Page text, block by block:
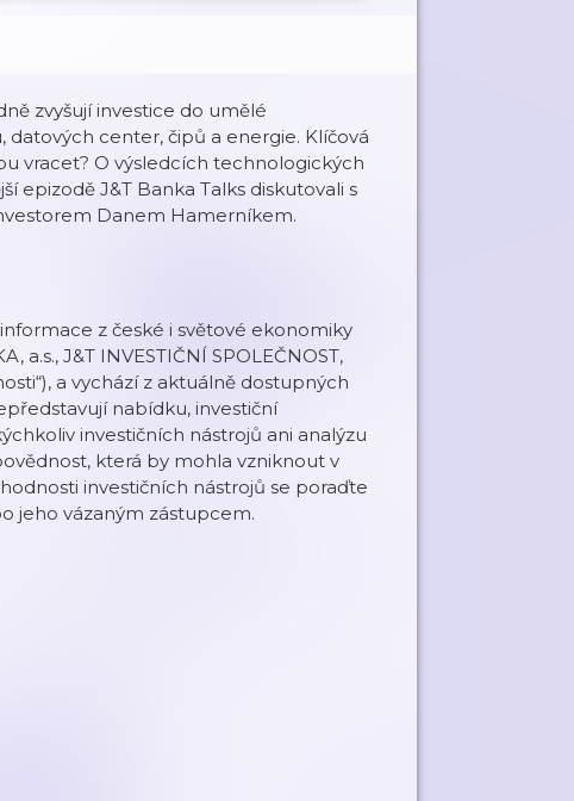
zvyšují investice do umělé
center, čipů a energie. Klíčová
vracet? O výsledcích technologických
epizodě J&T Banka Talks diskutovali s
Danem Hamerníkem.
z české i světové ekonomiky
J&T INVESTIČNÍ SPOLEČNOST,
a vychází z aktuálně dostupných
nabídku, investiční
investičních nástrojů ani analýzu
která by mohla vzniknout v
investičních nástrojů se poraďte
jeho vázaným zástupcem.